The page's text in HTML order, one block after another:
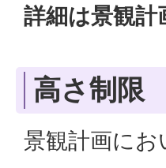
詳細は景観
高さ制限
景観計画にお